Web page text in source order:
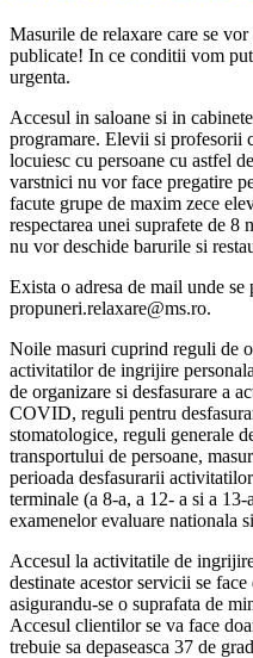
Masurile de relaxare care se
publicate! In ce conditii vom
urgenta.
Accesul in saloane si in
programare. Elevii si profesorii
locuiesc cu persoane cu astfel
varstnici nu vor face pregatire
facute grupe de maxim zece
respectarea unei suprafete de 8
nu vor deschide barurile si
Exista o adresa de mail unde
propuneri.relaxare@ms.ro.
Noile masuri cuprind reguli de
activitatilor de ingrijire
de organizare si desfasurare a
COVID, reguli pentru
stomatologice, reguli generale
transportului de persoane,
perioada desfasurarii
terminale (a 8-a, a 12- a si a
examenelor evaluare nationala
Accesul la activitatile de
destinate acestor servicii se
asigurandu-se o suprafata de
Accesul clientilor se va face
trebuie sa depaseasca 37 de